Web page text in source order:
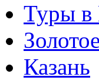
Туры в
Казань